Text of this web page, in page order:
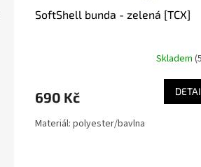
SoftShell bunda - zelená [TCX]
je
z
Skladem
690 Kč
Materiál: polyester/bavlna